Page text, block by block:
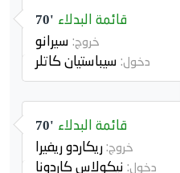
70' قائمة البدلاء
خروج: سيرانو
دخول: سيباستيان كاتلر
70' قائمة البدلاء
خروج:ريكاردو ريفيرا
دخول: نيكولاس كاردونا